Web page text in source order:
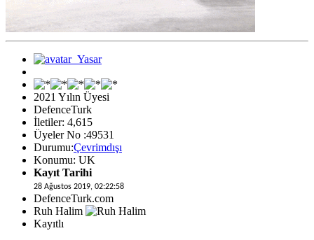
2021 Yılın Üyesi
DefenceTurk
İletiler: 4,615
Üyeler No :49531
Durumu:Çevrimdışı
Konumu: UK
Kayıt Tarihi
28 Ağustos 2019, 02:22:58
DefenceTurk.com
Ruh Halim
Kayıtlı